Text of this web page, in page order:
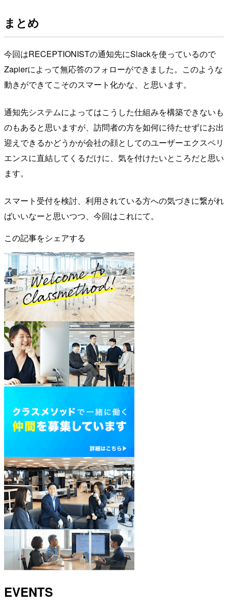
まとめ
今回はRECEPTIONISTの通知先にSlackを使っているので
Zapierによって無応答のフォローができました。このような
動きができてこそのスマート化かな、と思います。
通知先システムによってはこうした仕組みを構築できないも
のもあると思いますが、訪問者の方を如何に待たせずにお出
迎えできるかどうかが会社の顔としてのユーザーエクスペリ
エンスに直結してくるだけに、気を付けたいところだと思い
ます。
スマート受付を検討、利用されている方への気づきに繋がれ
ばいいなーと思いつつ、今回はこれにて。
この記事をシェアする
EVENTS